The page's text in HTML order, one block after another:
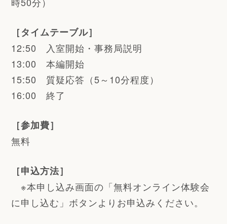
［タイムテーブル］
12:50 入室開始・事務局説明
13:00 本編開始
15:50 質疑応答（5～10分程度）
16:00 終了
［参加費］
無料
［申込方法］
※本申し込み画面の「無料オンライン体験会
に申し込む」ボタンよりお申込みください。